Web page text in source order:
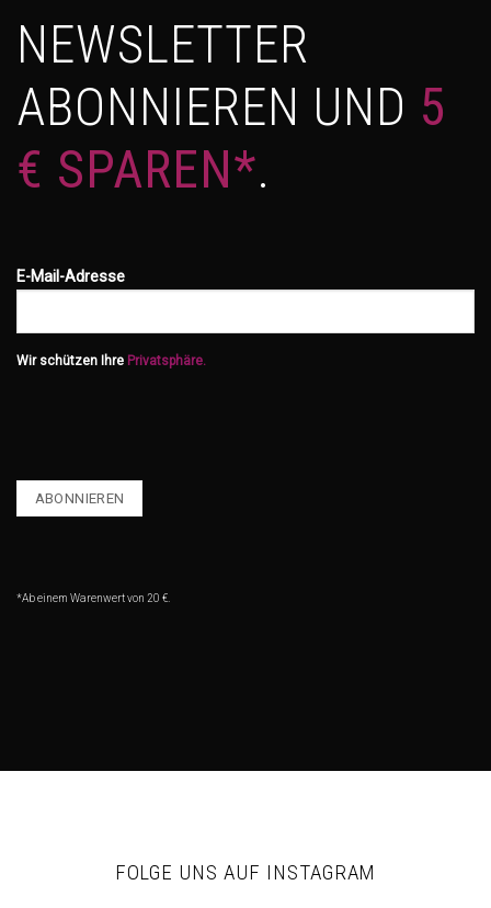
NEWSLETTER
ABONNIEREN UND 5
€ SPAREN*.
E-Mail-Adresse
Wir schützen Ihre Privatsphäre.
*Ab einem Warenwert von 20 €.
FOLGE UNS AUF INSTAGRAM